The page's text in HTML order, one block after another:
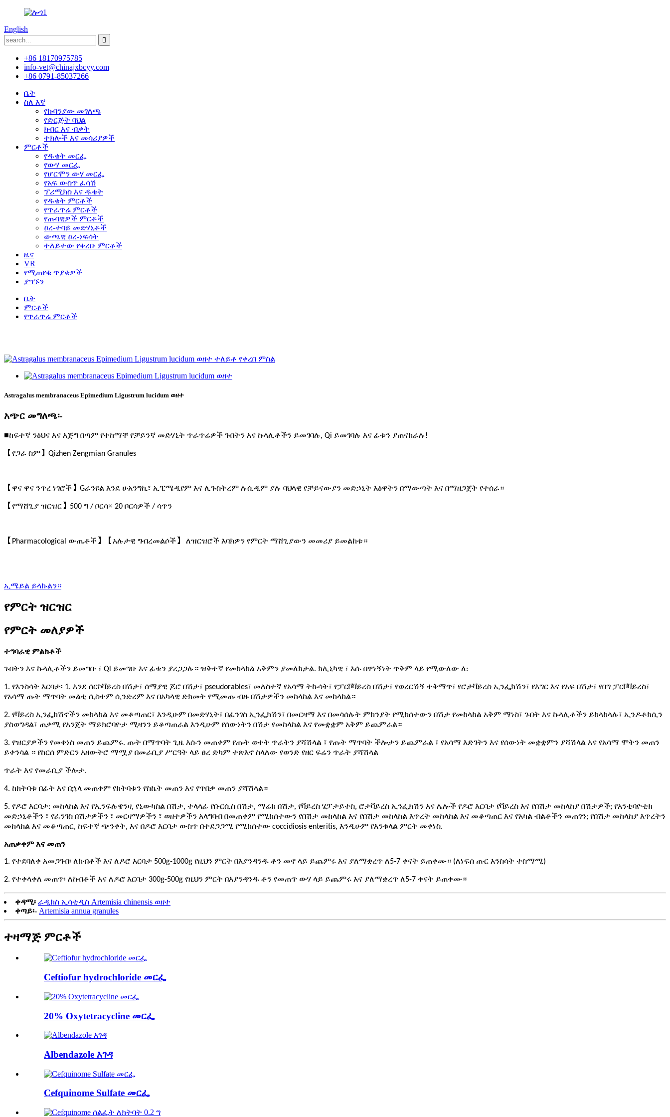
English
+86 18170975785
info-vet@chinajxbcyy.com
+86 0791-85037266
ቤት
ስለ እኛ
የኩባንያው መገለጫ
የድርጅት ባህል
ክብር እና ብቃት
ተክሎች እና መሳሪያዎች
ምርቶች
የዱቄት መርፌ
የውሃ መርፌ
የሆርሞን ውሃ መርፌ
የአፍ ውስጥ ፈሳሽ
ፕሪሚክስ እና ዱቄት
የዱቄት ምርቶች
የጥራጥሬ ምርቶች
የጡባዊዎች ምርቶች
ፀረ-ተባይ መድሃኒቶች
ውጫዊ ፀረ-ነፍሳት
ተለይተው የቀረቡ ምርቶች
ዜና
VR
የሚጠየቁ ጥያቄዎች
ያግኙን
ቤት
ምርቶች
የጥራጥሬ ምርቶች
Astragalus membranaceus Epimedium Ligustrum lucidum ወዘተ
አጭር መግለጫ፡-
■ከፍተኛ ንፅህና እና እጅግ በጣም የተከማቸ የቻይንኛ መድሃኒት ጥራጥሬዎች ጉበትን እና ኩላሊቶችን ይመገባሉ, Qi ይመገባሉ እና ፊቱን ያጠናክራሉ!
【 የጋራ ስም 】 Qizhen Zengmian Granules
【 ዋና ዋና ንጥረ ነገሮች 】 Gራንዩል እንደ ሁአንግኪ፣ ኢፒሜዲየም እና ሊጉስትረም ሉሲዲም ያሉ ባህላዊ የቻይናውያን መድኃኒት እፅዋትን በማውጣት እና በማዘጋጀት የተሰራ።
【 የማሸጊያ ዝርዝር 】 500 ግ / ቦርሳ× 20 ቦርሳዎች / ሳጥን
【 Pharmacological ውጤቶች 】【 አሉታዊ ግብረመልሶች 】 ለዝርዝሮች እባክዎን የምርት ማሸጊያውን መመሪያ ይመልከቱ።
ኢሜይል ይላኩልን።
የምርት ዝርዝር
የምርት መለያዎች
ተግባራዊ ምልክቶች
ጉበትን እና ኩላሊቶችን ይመግቡ ፣ Qi ይመግቡ እና ፊቱን ያረጋጋሉ። ዝቅተኛ የመከላከል አቅምን ያመለክታል. ክሊኒካዊ ፣ እሱ በዋነኝነት ጥቅም ላይ የሚውለው ለ:
1. የእንስሳት እርባታ፡ 1. እንደ ሰርኮቫይረስ በሽታ፣ ሰማያዊ ጆሮ በሽታ፣ pseudorabies፣ መለስተኛ የአሳማ ትኩሳት፣ የፓርቮቫይረስ በሽታ፣ የወረርሽኝ ተቅማጥ፣ የሮታቫይረስ ኢንፌክሽን፣ የእግር እና የአፍ በሽታ፣ የበግ ፓርቮቫይረስ፣
የአሳማ ጡት ማጥባት መልቲ ሲስተም ሲንድረም እና በአካላዊ ድክመት የሚመጡ ብዙ በሽታዎችን መከላከል እና መከላከል።
2. የቫይረስ ኢንፌክሽኖችን መከላከል እና መቆጣጠር፣ እንዲሁም በመድሃኒት፣ በፈንገስ ኢንፌክሽን፣ በመርዛማ እና በመሳሰሉት ምክንያት የሚከሰተውን በሽታ የመከላከል አቅም ማነስ፣ ጉበት እና ኩላሊቶችን ይከላከላሉ፣ ኢንዶቶክሲን
ያስወግዳል፣ ጠቃሚ የአንጀት ማይክሮባዮታ ሚዛንን ይቆጣጠራል እንዲሁም የሰውነትን በሽታ የመከላከል እና የመቋቋም አቅም ይጨምራል።
3. የዝርያዎችን የመቀነስ መጠን ይጨምሩ. ጡት በማጥባት ጊዜ እሱን መጠቀም የጡት ወተት ጥራትን ያሻሽላል ፣ የጡት ማጥባት ችሎታን ይጨምራል ፣ የአሳማ እድገትን እና የሰውነት መቋቋምን ያሻሽላል እና የአሳማ ሞትን መጠን
ይቀንሳል ። የከርሰ ምድርን አዘውትሮ ማሟያ በመራቢያ ሥርዓት ላይ ፀረ ድካም ተጽእኖ ስላለው የወንድ የዘር ፍሬን ጥራት ያሻሽላል
ጥራት እና የመራቢያ ችሎታ.
4. ከክትባቱ በፊት እና በኋላ መጠቀም የክትባቱን የስኬት መጠን እና የጥበቃ መጠን ያሻሽላል።
5. የዶሮ እርባታ: መከላከል እና የኢንፍሉዌንዛ, የኒውካስል በሽታ, ተላላፊ የቡርሲስ በሽታ, ማሬክ በሽታ, የቫይረስ ሄፓታይተስ, ሮታቫይረስ ኢንፌክሽን እና ሌሎች የዶሮ እርባታ የቫይረስ እና የበሽታ መከላከያ በሽታዎች; የአንቲባዮቲክ
መድኃኒቶችን ፣ የፈንገስ በሽታዎችን ፣ መርዛማዎችን ፣ ወዘተዎችን አላግባብ በመጠቀም የሚከሰተውን የበሽታ መከላከል እና የበሽታ መከላከል እጥረት መከላከል እና መቆጣጠር እና የአካል ብልቶችን መጠገን; የበሽታ መከላከያ እጥረትን
መከላከል እና መቆጣጠር, ከፍተኛ ጭንቀት, እና በዶሮ እርባታ ውስጥ በተደጋጋሚ የሚከሰተው coccidiosis enteritis, እንዲሁም የእንቁላል ምርት መቀነስ.
አጠቃቀም እና መጠን
1. የተደባለቀ አመጋገብ፡ ለከብቶች እና ለዶሮ እርባታ 500g-1000g የዚህን ምርት በእያንዳንዱ ቶን መኖ ላይ ይጨምሩ እና ያለማቋረጥ ለ5-7 ቀናት ይጠቀሙ። (ለነፍሰ ጡር እንስሳት ተስማሚ)
2. የተቀላቀለ መጠጥ፡ ለከብቶች እና ለዶሮ እርባታ 300g-500g የዚህን ምርት በእያንዳንዱ ቶን የመጠጥ ውሃ ላይ ይጨምሩ እና ያለማቋረጥ ለ5-7 ቀናት ይጠቀሙ።
ቀዳሚ፡ ራዲክስ ኢሳቲዲስ Artemisia chinensis ወዘተ
ቀጣይ፡- Artemisia annua granules
ተዛማጅ ምርቶች
Ceftiofur hydrochloride መርፌ
20% Oxytetracycline መርፌ
Albendazole እገዳ
Cefquinome Sulfate መርፌ